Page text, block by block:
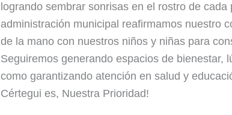
logrando sembrar sonrisas en el rostro de
administración municipal reafirmamos nuestro
de la mano con nuestros niños y niñas para
Seguiremos generando espacios de bienestar,
como garantizando atención en salud y
Cértegui es, Nuestra Prioridad!